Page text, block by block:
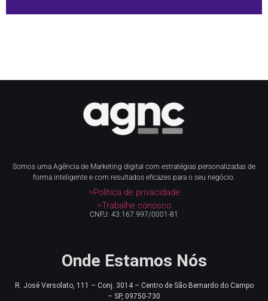
Somos uma Agência de Marketing digital com estratégias personalizadas de
forma inteligente e com resultados eficazes para o seu negócio.
>Política de privacidade
>Trabalhe conosco
CNPJ: 43.167.997/0001-81
Onde Estamos Nós
R. José Versolato, 111 – Conj. 3014 – Centro de São Bernardo do Campo
– SP, 09750-730